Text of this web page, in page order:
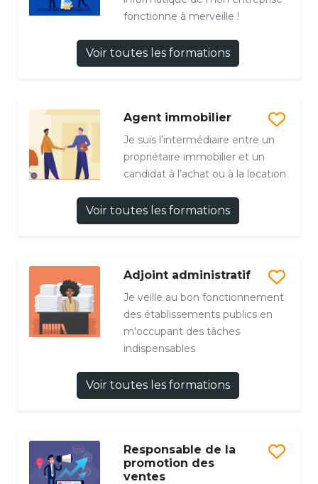
fonctionne à merveille !
Voir toutes les formations
Agent immobilier
Je suis l’intermédiaire entre un
propriétaire immobilier et un
candidat à l’achat ou à la location
Voir toutes les formations
Adjoint administratif
Je veille au bon fonctionnement
des établissements publics en
m'occupant des tâches
indispensables
Voir toutes les formations
Responsable de la
promotion des
ventes